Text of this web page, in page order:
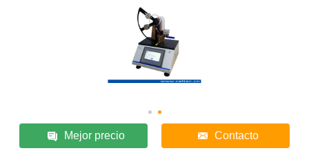
Mejor precio Contacto